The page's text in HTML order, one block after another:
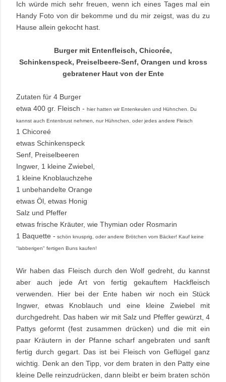
Ich würde mich sehr freuen, wenn ich eines Tages mal ein
Handy Foto von dir bekomme und du mir zeigst, was du zu
Hause allein gekocht hast.
Burger mit Entenfleisch, Chicorée,
Schinkenspeck, Preiselbeere-Senf, Orangen und kross
gebratener Haut von der Ente
Zutaten für 4 Burger
etwa 400 gr. Fleisch - hier hatten wir Entenkeulen und Hühnchen. Du
kannst auch Entenbrust nehmen, nur Hühnchen, oder jedes andere Fleisch
1 Chicoreé
etwas Schinkenspeck
Senf, Preiselbeeren
Ingwer, 1 kleine Zwiebel,
1 kleine Knoblauchzehe
1 unbehandelte Orange
etwas Öl, etwas Honig
Salz und Pfeffer
etwas frische Kräuter, wie Thymian oder Rosmarin
1 Baquette - schön knusprig, oder andere Brötchen vom Bäcker! Kauf keine
"labberigen" fertigen Buns kaufen!
Wir haben das Fleisch durch den Wolf gedreht, du kannst
aber auch jede Art von fertig gekauftem Hackfleisch
verwenden. Hier bei der Ente haben wir noch ein Stück
Ingwer, etwas Knoblauch und eine kleine Zwiebel mit
durchgedreht. Das haben wir mit Salz und Pfeffer gewürzt, 4
Pattys geformt (fest zusammen drücken) und die mit ein
paar Kräutern in der Pfanne scharf angebraten und sanft
fertig durch gegart. Das ist bei Fleisch von Geflügel ganz
wichtig. Denk an den Tipp, vor dem braten in den Patty eine
kleine Delle reinzudrücken, dann bleibt er beim braten schön